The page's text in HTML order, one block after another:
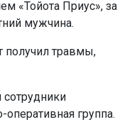
«Тойота Приус», за
мужчина.
получил травмы,
сотрудники
группа.